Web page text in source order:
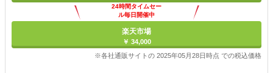
24時間タイムセー
ル毎日開催中
楽天市場
￥ 34,000
※各社通販サイトの 2025年05月28日時点 での税込価格